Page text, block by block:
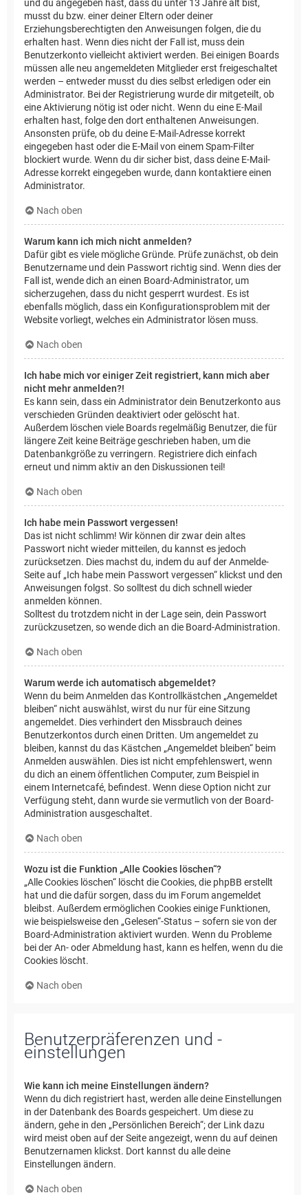
und du angegeben hast, dass du unter 13 Jahre alt bist,
musst du bzw. einer deiner Eltern oder deiner
Erziehungsberechtigten den Anweisungen folgen, die du
erhalten hast. Wenn dies nicht der Fall ist, muss dein
Benutzerkonto vielleicht aktiviert werden. Bei einigen Boards
müssen alle neu angemeldeten Mitglieder erst freigeschaltet
werden – entweder musst du dies selbst erledigen oder ein
Administrator. Bei der Registrierung wurde dir mitgeteilt, ob
eine Aktivierung nötig ist oder nicht. Wenn du eine E-Mail
erhalten hast, folge den dort enthaltenen Anweisungen.
Ansonsten prüfe, ob du deine E-Mail-Adresse korrekt
eingegeben hast oder die E-Mail von einem Spam-Filter
blockiert wurde. Wenn du dir sicher bist, dass deine E-Mail-
Adresse korrekt eingegeben wurde, dann kontaktiere einen
Administrator.
Nach oben
Warum kann ich mich nicht anmelden?
Dafür gibt es viele mögliche Gründe. Prüfe zunächst, ob dein
Benutzername und dein Passwort richtig sind. Wenn dies der
Fall ist, wende dich an einen Board-Administrator, um
sicherzugehen, dass du nicht gesperrt wurdest. Es ist
ebenfalls möglich, dass ein Konfigurationsproblem mit der
Website vorliegt, welches ein Administrator lösen muss.
Nach oben
Ich habe mich vor einiger Zeit registriert, kann mich aber
nicht mehr anmelden?!
Es kann sein, dass ein Administrator dein Benutzerkonto aus
verschieden Gründen deaktiviert oder gelöscht hat.
Außerdem löschen viele Boards regelmäßig Benutzer, die für
längere Zeit keine Beiträge geschrieben haben, um die
Datenbankgröße zu verringern. Registriere dich einfach
erneut und nimm aktiv an den Diskussionen teil!
Nach oben
Ich habe mein Passwort vergessen!
Das ist nicht schlimm! Wir können dir zwar dein altes
Passwort nicht wieder mitteilen, du kannst es jedoch
zurücksetzen. Dies machst du, indem du auf der Anmelde-
Seite auf „Ich habe mein Passwort vergessen“ klickst und den
Anweisungen folgst. So solltest du dich schnell wieder
anmelden können.
Solltest du trotzdem nicht in der Lage sein, dein Passwort
zurückzusetzen, so wende dich an die Board-Administration.
Nach oben
Warum werde ich automatisch abgemeldet?
Wenn du beim Anmelden das Kontrollkästchen „Angemeldet
bleiben“ nicht auswählst, wirst du nur für eine Sitzung
angemeldet. Dies verhindert den Missbrauch deines
Benutzerkontos durch einen Dritten. Um angemeldet zu
bleiben, kannst du das Kästchen „Angemeldet bleiben“ beim
Anmelden auswählen. Dies ist nicht empfehlenswert, wenn
du dich an einem öffentlichen Computer, zum Beispiel in
einem Internetcafé, befindest. Wenn diese Option nicht zur
Verfügung steht, dann wurde sie vermutlich von der Board-
Administration ausgeschaltet.
Nach oben
Wozu ist die Funktion „Alle Cookies löschen“?
„Alle Cookies löschen“ löscht die Cookies, die phpBB erstellt
hat und die dafür sorgen, dass du im Forum angemeldet
bleibst. Außerdem ermöglichen Cookies einige Funktionen,
wie beispielsweise den „Gelesen“-Status – sofern sie von der
Board-Administration aktiviert wurden. Wenn du Probleme
bei der An- oder Abmeldung hast, kann es helfen, wenn du die
Cookies löscht.
Nach oben
Benutzerpräferenzen und -
einstellungen
Wie kann ich meine Einstellungen ändern?
Wenn du dich registriert hast, werden alle deine Einstellungen
in der Datenbank des Boards gespeichert. Um diese zu
ändern, gehe in den „Persönlichen Bereich“; der Link dazu
wird meist oben auf der Seite angezeigt, wenn du auf deinen
Benutzernamen klickst. Dort kannst du alle deine
Einstellungen ändern.
Nach oben